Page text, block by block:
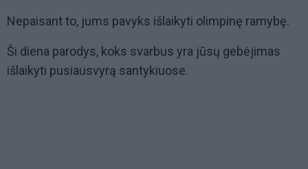
Nepaisant to, jums pavyks išlaikyti olimpinę ramybę.
Ši diena parodys, koks svarbus yra jūsų gebėjimas
išlaikyti pusiausvyrą santykiuose.